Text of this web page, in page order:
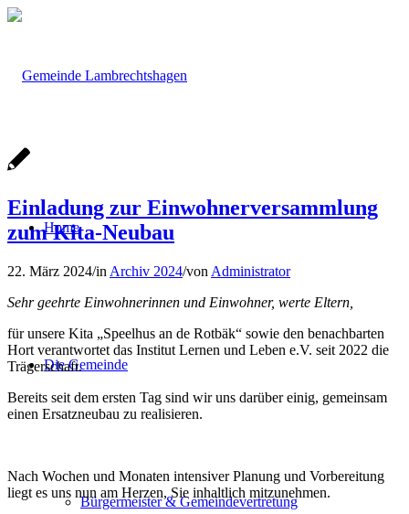
Home
Die Gemeinde
Bürgermeister & Gemeindevertretung
Einladung zur Einwohnerversammlung
zum Kita-Neubau
22. März 2024/in Archiv 2024/von Administrator
Sehr geehrte Einwohnerinnen und Einwohner, werte Eltern,
für unsere Kita „Speelhus an de Rotbäk“ sowie den benachbarten
Hort verantwortet das Institut Lernen und Leben e.V. seit 2022 die
Trägerschaft.
Bereits seit dem ersten Tag sind wir uns darüber einig, gemeinsam
einen Ersatzneubau zu realisieren.
Nach Wochen und Monaten intensiver Planung und Vorbereitung
liegt es uns nun am Herzen, Sie inhaltlich mitzunehmen.